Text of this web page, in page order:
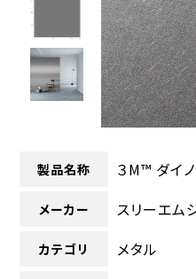
製品名称 ３M™ ダイ
メーカー スリーエム
カテゴリ メタル